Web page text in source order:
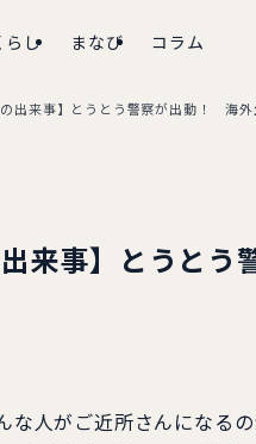
らし まなび コラム
の出来事】とうとう警察が出動！ 海
出来事】とうと
な人がご近所さんになる